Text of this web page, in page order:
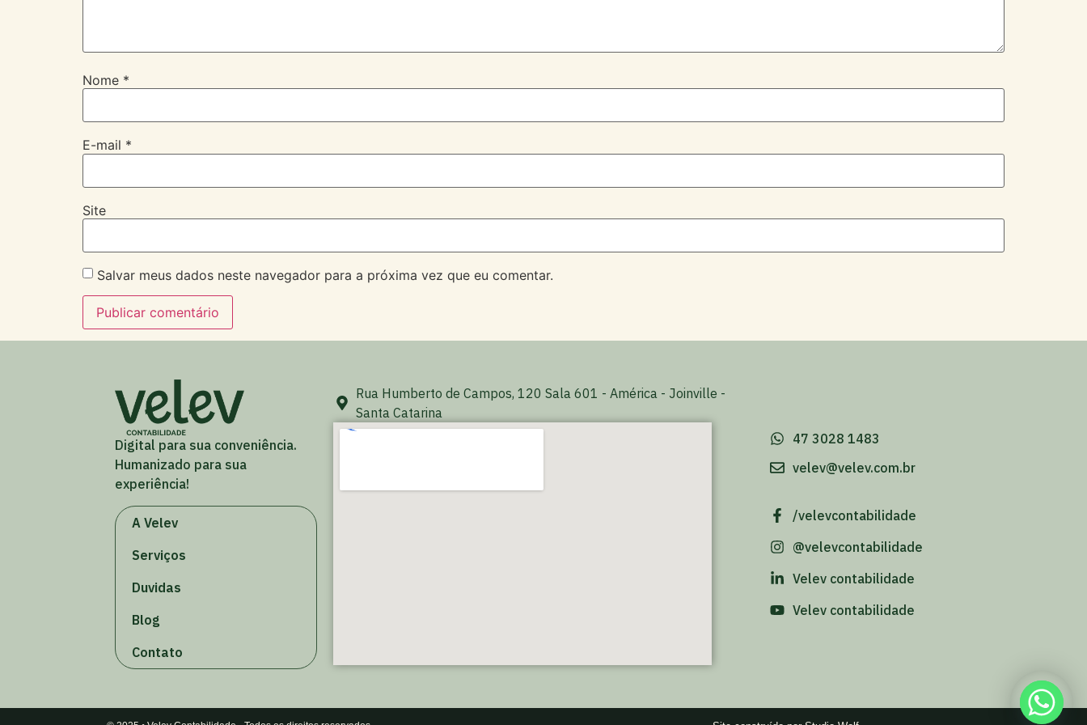
Nome *
E-mail *
Site
Salvar meus dados neste navegador para a próxima vez que eu comentar.
Digital para sua conveniência.
Humanizado para sua
experiência!
A Velev
Serviços
Duvidas
Blog
Contato
Rua Humberto de Campos, 120 Sala 601 - América - Joinville -
Santa Catarina
/velevcontabilidade
@velevcontabilidade
Velev contabilidade
Velev contabilidade
47 3028 1483
velev@velev.com.br